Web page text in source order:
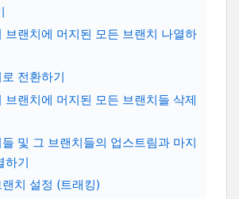
브랜치에 머지된 모든 브랜치 나열하
전환하기
브랜치에 머지된 모든 브랜치들 삭제
및 그 브랜치들의 업스트림과 마지
하기
치 설정 (트래킹)